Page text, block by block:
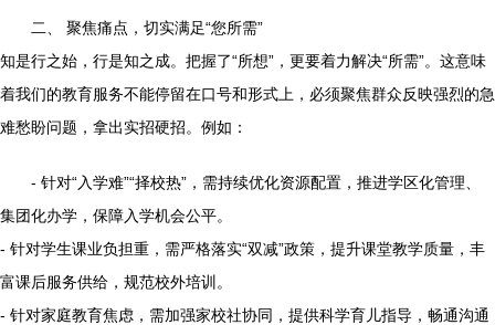
二、 聚焦痛点，切实满足“您所需”
知是行之始，行是知之成。把握了“所想”，更要着力解决“所需”。这意味
着我们的教育服务不能停留在口号和形式上，必须聚焦群众反映强烈的急
难愁盼问题，拿出实招硬招。例如：
- 针对“入学难”“择校热”，需持续优化资源配置，推进学区化管理、
集团化办学，保障入学机会公平。
- 针对学生课业负担重，需严格落实“双减”政策，提升课堂教学质量，丰
富课后服务供给，规范校外培训。
- 针对家庭教育焦虑，需加强家校社协同，提供科学育儿指导，畅通沟通